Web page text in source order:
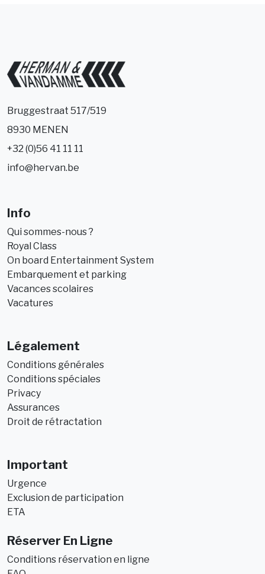
Bruggestraat 517/519
8930 MENEN
+32 (0)56 41 11 11
info@hervan.be
Info
Qui sommes-nous ?
Royal Class
On board Entertainment System
Embarquement et parking
Vacances scolaires
Vacatures
Légalement
Conditions générales
Conditions spéciales
Privacy
Assurances
Droit de rétractation
Important
Urgence
Exclusion de participation
ETA
Réserver En Ligne
Conditions réservation en ligne